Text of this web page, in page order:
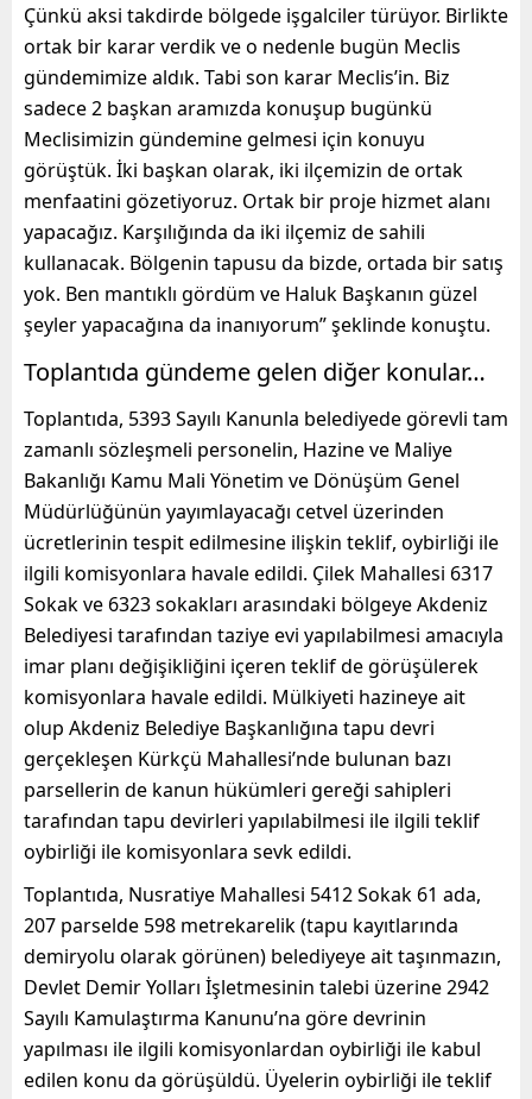
Çünkü aksi takdirde bölgede işgalciler türüyor. Birlikte
ortak bir karar verdik ve o nedenle bugün Meclis
gündemimize aldık. Tabi son karar Meclis’in. Biz
sadece 2 başkan aramızda konuşup bugünkü
Meclisimizin gündemine gelmesi için konuyu
görüştük. İki başkan olarak, iki ilçemizin de ortak
menfaatini gözetiyoruz. Ortak bir proje hizmet alanı
yapacağız. Karşılığında da iki ilçemiz de sahili
kullanacak. Bölgenin tapusu da bizde, ortada bir satış
yok. Ben mantıklı gördüm ve Haluk Başkanın güzel
şeyler yapacağına da inanıyorum” şeklinde konuştu.
Toplantıda gündeme gelen diğer konular…
Toplantıda, 5393 Sayılı Kanunla belediyede görevli tam
zamanlı sözleşmeli personelin, Hazine ve Maliye
Bakanlığı Kamu Mali Yönetim ve Dönüşüm Genel
Müdürlüğünün yayımlayacağı cetvel üzerinden
ücretlerinin tespit edilmesine ilişkin teklif, oybirliği ile
ilgili komisyonlara havale edildi. Çilek Mahallesi 6317
Sokak ve 6323 sokakları arasındaki bölgeye Akdeniz
Belediyesi tarafından taziye evi yapılabilmesi amacıyla
imar planı değişikliğini içeren teklif de görüşülerek
komisyonlara havale edildi. Mülkiyeti hazineye ait
olup Akdeniz Belediye Başkanlığına tapu devri
gerçekleşen Kürkçü Mahallesi’nde bulunan bazı
parsellerin de kanun hükümleri gereği sahipleri
tarafından tapu devirleri yapılabilmesi ile ilgili teklif
oybirliği ile komisyonlara sevk edildi.
Toplantıda, Nusratiye Mahallesi 5412 Sokak 61 ada,
207 parselde 598 metrekarelik (tapu kayıtlarında
demiryolu olarak görünen) belediyeye ait taşınmazın,
Devlet Demir Yolları İşletmesinin talebi üzerine 2942
Sayılı Kamulaştırma Kanunu’na göre devrinin
yapılması ile ilgili komisyonlardan oybirliği ile kabul
edilen konu da görüşüldü. Üyelerin oybirliği ile teklif